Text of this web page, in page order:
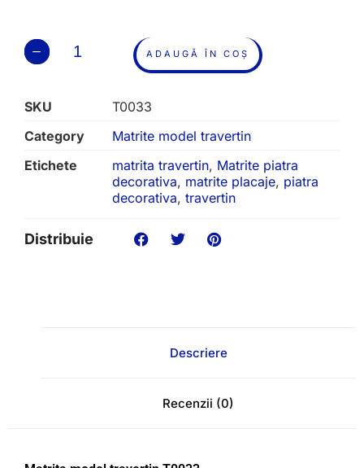
ADAUGĂ ÎN COȘ
SKU
T0033
Category
Matrite model travertin
Etichete
matrita travertin, Matrite piatra
decorativa, matrite placaje, piatra
decorativa, travertin
Distribuie
Descriere
Recenzii (0)